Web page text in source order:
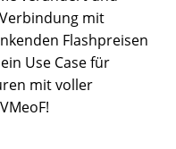
mit
Flashpreisen
Use Case für
mit voller